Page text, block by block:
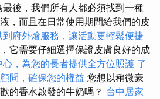
最後，我們所有人都必須找到一種
，而且在日常使用期間給我們的皮
到府外燴服務，讓活動更輕鬆便捷
它需要仔細選擇保證皮膚良好的成
心，為您的長者提供全方位照護 了
問，確保您的權益 您想以稍微豪
的香水啟發的牛奶嗎？ 台中居家